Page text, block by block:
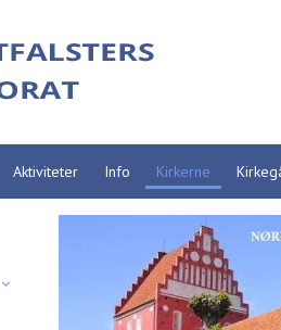
Aktiviteter Info Kirkerne